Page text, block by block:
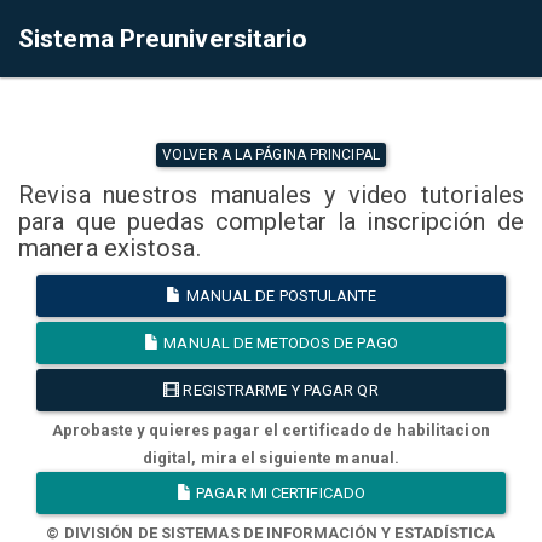
Sistema Preuniversitario
VOLVER A LA PÁGINA PRINCIPAL
Revisa nuestros manuales y video tutoriales
para que puedas completar la inscripción de
manera existosa.
MANUAL DE POSTULANTE
MANUAL DE METODOS DE PAGO
REGISTRARME Y PAGAR QR
Aprobaste y quieres pagar el certificado de habilitacion
digital, mira el siguiente manual.
PAGAR MI CERTIFICADO
© DIVISIÓN DE SISTEMAS DE INFORMACIÓN Y ESTADÍSTICA